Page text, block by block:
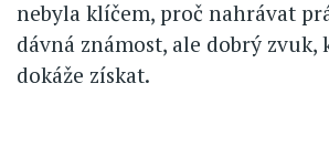
nebyla klíčem, proč nahrávat
dávná známost, ale dobrý zvuk,
dokáže získat.